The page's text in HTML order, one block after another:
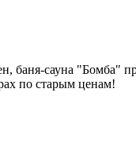
баня-сауна "Бомба"
по старым ценам!